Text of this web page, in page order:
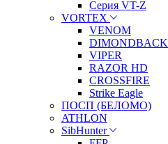
Серия VT-Z
VORTEX
VENOM
DIMONDBACK
VIPER
RAZOR HD
CROSSFIRE
Strike Eagle
ПОСП (БЕЛОМО)
ATHLON
SibHunter